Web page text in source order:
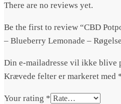
There are no reviews yet.
Be the first to review “CBD
– Blueberry Lemonade –
Din e-mailadresse vil ikke blive
Krævede felter er markeret med
Your rating *